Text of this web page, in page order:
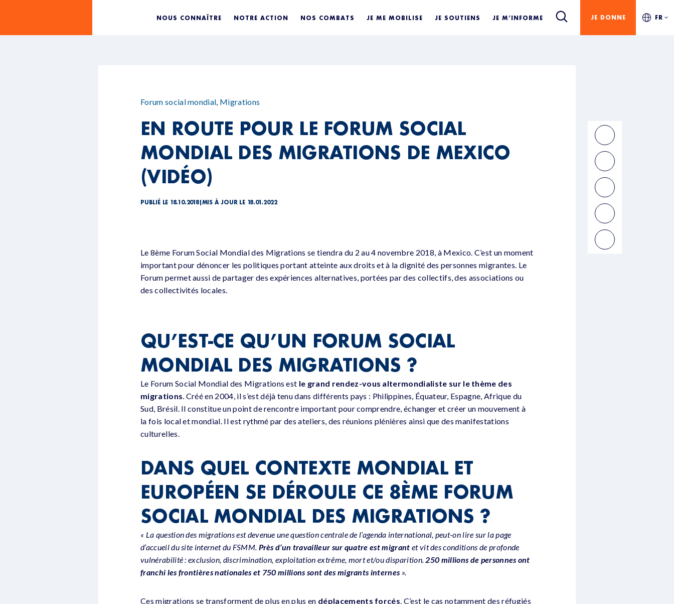
NOUS CONNAÎTRE NOTRE ACTION NOS COMBATS JE ME MOBILISE JE SOUTIENS JE M’INFORME JE DONNE FR
Forum social mondial, Migrations
EN ROUTE POUR LE FORUM SOCIAL
MONDIAL DES MIGRATIONS DE MEXICO
(VIDÉO)
PUBLIÉ LE 18.10.2018| MIS À JOUR LE 18.01.2022
Le 8ème Forum Social Mondial des Migrations se tiendra du 2 au 4 novembre 2018, à Mexico. C’est un moment
important pour dénoncer les politiques portant atteinte aux droits et à la dignité des personnes migrantes. Le
Forum permet aussi de partager des expériences alternatives, portées par des collectifs, des associations ou
des collectivités locales.
QU’EST-CE QU’UN FORUM SOCIAL
MONDIAL DES MIGRATIONS ?
Le Forum Social Mondial des Migrations est le grand rendez-vous altermondialiste sur le thème des
migrations. Créé en 2004, il s’est déjà tenu dans différents pays : Philippines, Équateur, Espagne, Afrique du
Sud, Brésil. Il constitue un point de rencontre important pour comprendre, échanger et créer un mouvement à
la fois local et mondial. Il est rythmé par des ateliers, des réunions plénières ainsi que des manifestations
culturelles.
DANS QUEL CONTEXTE MONDIAL ET
EUROPÉEN SE DÉROULE CE 8ÈME FORUM
SOCIAL MONDIAL DES MIGRATIONS ?
« La question des migrations est devenue une question centrale de l’agenda international, peut-on lire sur la page
d’accueil du site internet du FSMM. Près d’un travailleur sur quatre est migrant et vit des conditions de profonde
vulnérabilité : exclusion, discrimination, exploitation extrême, mort et/ou disparition.250 millions de personnes ont
franchi les frontières nationales et 750 millions sont des migrants internes ».
Ces migrations se transforment de plus en plus en déplacements forcés. C’est le cas notamment des réfugiés